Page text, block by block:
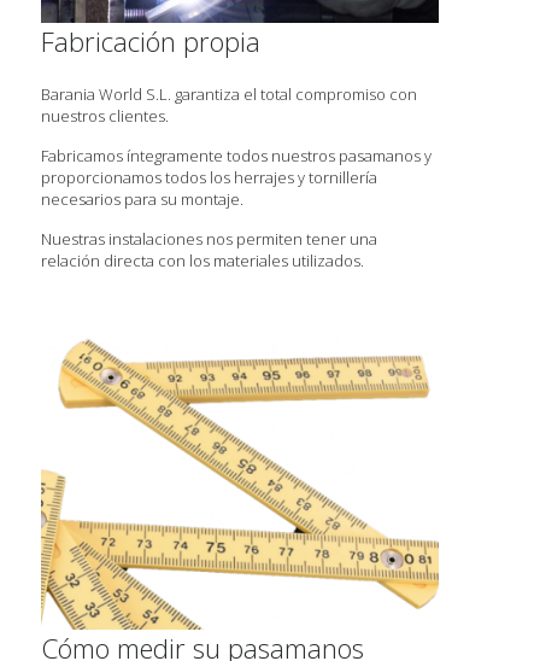
Fabricación propia
Barania World S.L. garantiza el total compromiso con
nuestros clientes.
Fabricamos íntegramente todos nuestros pasamanos y
proporcionamos todos los herrajes y tornillería
necesarios para su montaje.
Nuestras instalaciones nos permiten tener una
relación directa con los materiales utilizados.
Cómo medir su pasamanos